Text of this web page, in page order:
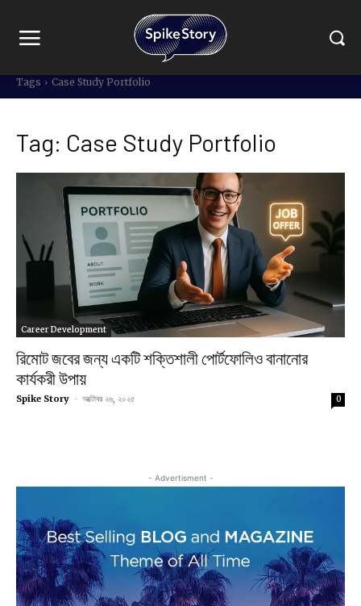
Tags Case Study Portfolio
Tag: Case Study Portfolio
Career Development
রিমোট জবের জন্য একটি শক্তিশালী পোর্টফোলিও বানানোর
কার্যকরী উপায়
Spike Story - অক্টোবর ২৬, ২০২৫ 0
- Advertisment -